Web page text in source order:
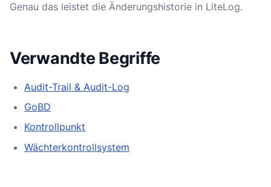
Genau das leistet die Änderungshistorie in LiteLog.
Verwandte Begriffe
Audit-Trail & Audit-Log
GoBD
Kontrollpunkt
Wächterkontrollsystem